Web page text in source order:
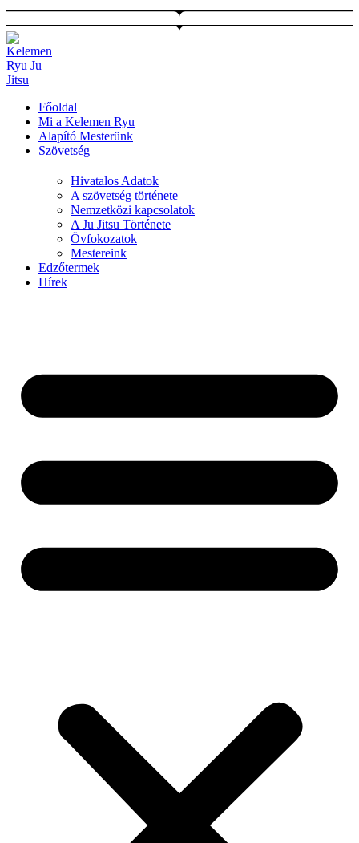
Ugrás
a
tartalomhoz
Főoldal
Mi a Kelemen Ryu
Alapító Mesterünk
Szövetség
Hivatalos Adatok
A szövetség története
Nemzetközi kapcsolatok
A Ju Jitsu Története
Övfokozatok
Mestereink
Edzőtermek
Hírek